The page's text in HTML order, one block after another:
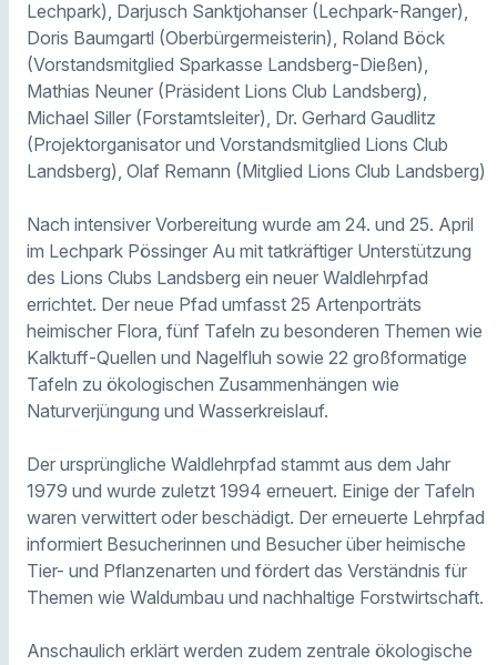
Lechpark), Darjusch Sanktjohanser (Lechpark-Ranger),
Doris Baumgartl (Oberbürgermeisterin), Roland Böck
(Vorstandsmitglied Sparkasse Landsberg-Dießen),
Mathias Neuner (Präsident Lions Club Landsberg),
Michael Siller (Forstamtsleiter), Dr. Gerhard Gaudlitz
(Projektorganisator und Vorstandsmitglied Lions Club
Landsberg), Olaf Remann (Mitglied Lions Club Landsberg)
Nach intensiver Vorbereitung wurde am 24. und 25. April
im Lechpark Pössinger Au mit tatkräftiger Unterstützung
des Lions Clubs Landsberg ein neuer Waldlehrpfad
errichtet. Der neue Pfad umfasst 25 Artenporträts
heimischer Flora, fünf Tafeln zu besonderen Themen wie
Kalktuff-Quellen und Nagelfluh sowie 22 großformatige
Tafeln zu ökologischen Zusammenhängen wie
Naturverjüngung und Wasserkreislauf.
Der ursprüngliche Waldlehrpfad stammt aus dem Jahr
1979 und wurde zuletzt 1994 erneuert. Einige der Tafeln
waren verwittert oder beschädigt. Der erneuerte Lehrpfad
informiert Besucherinnen und Besucher über heimische
Tier- und Pflanzenarten und fördert das Verständnis für
Themen wie Waldumbau und nachhaltige Forstwirtschaft.
Anschaulich erklärt werden zudem zentrale ökologische